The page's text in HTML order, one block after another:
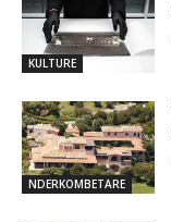
KULTURE
NDERKOMBETARE